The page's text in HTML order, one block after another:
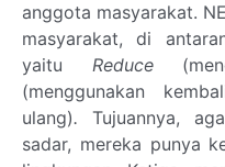
anggota masyarakat.
masyarakat, di
yaitu Reduce
(menggunakan
ulang). Tujuannya,
sadar, mereka punya